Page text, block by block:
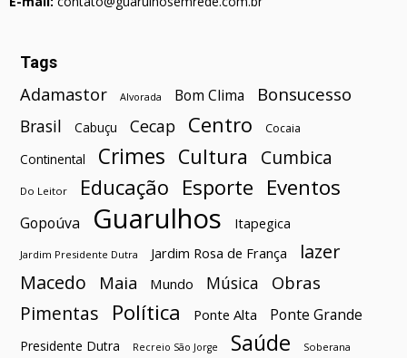
Tags
Adamastor Alvorada Bom Clima Bonsucesso
Brasil Cabuçu Cecap Centro Cocaia
Continental Crimes Cultura Cumbica
Do Leitor Educação Esporte Eventos
Gopoúva Guarulhos Itapegica
Jardim Presidente Dutra Jardim Rosa de França
lazer
Macedo
Maia Mundo Música Obras
Pimentas Política Ponte Alta Ponte Grande
Presidente Dutra Recreio São Jorge Saúde Soberana